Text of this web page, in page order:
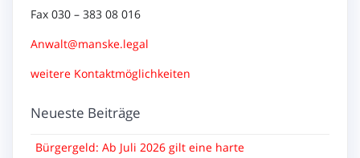
Fax 030 – 383 08 016
Anwalt@manske.legal
weitere Kontaktmöglichkeiten
Neueste Beiträge
Bürgergeld: Ab Juli 2026 gilt eine harte